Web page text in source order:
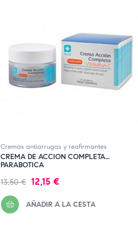
Cremas antiarrugas y reafirmantes
CREMA DE ACCION COMPLETA
PARABOTICA
Precio
regular
13,50 € Precio
12,15 €
AÑADIR A LA CESTA